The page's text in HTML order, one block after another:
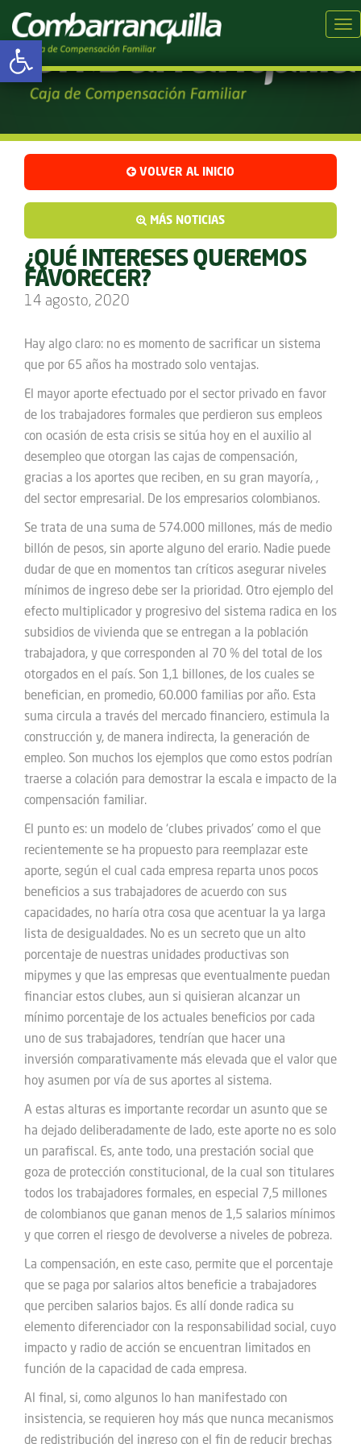
Abrir barra de herramientas
VOLVER AL INICIO
MÁS NOTICIAS
¿QUÉ INTERESES QUEREMOS
FAVORECER?
14 agosto, 2020
Hay algo claro: no es momento de sacrificar un sistema
que por 65 años ha mostrado solo ventajas.
El mayor aporte efectuado por el sector privado en favor
de los trabajadores formales que perdieron sus empleos
con ocasión de esta crisis se sitúa hoy en el auxilio al
desempleo que otorgan las cajas de compensación,
gracias a los aportes que reciben, en su gran mayoría, ,
del sector empresarial. De los empresarios colombianos.
Se trata de una suma de 574.000 millones, más de medio
billón de pesos, sin aporte alguno del erario. Nadie puede
dudar de que en momentos tan críticos asegurar niveles
mínimos de ingreso debe ser la prioridad. Otro ejemplo del
efecto multiplicador y progresivo del sistema radica en los
subsidios de vivienda que se entregan a la población
trabajadora, y que corresponden al 70 % del total de los
otorgados en el país. Son 1,1 billones, de los cuales se
benefician, en promedio, 60.000 familias por año. Esta
suma circula a través del mercado financiero, estimula la
construcción y, de manera indirecta, la generación de
empleo. Son muchos los ejemplos que como estos podrían
traerse a colación para demostrar la escala e impacto de la
compensación familiar.
El punto es: un modelo de ‘clubes privados’ como el que
recientemente se ha propuesto para reemplazar este
aporte, según el cual cada empresa reparta unos pocos
beneficios a sus trabajadores de acuerdo con sus
capacidades, no haría otra cosa que acentuar la ya larga
lista de desigualdades. No es un secreto que un alto
porcentaje de nuestras unidades productivas son
mipymes y que las empresas que eventualmente puedan
financiar estos clubes, aun si quisieran alcanzar un
mínimo porcentaje de los actuales beneficios por cada
uno de sus trabajadores, tendrían que hacer una
inversión comparativamente más elevada que el valor que
hoy asumen por vía de sus aportes al sistema.
A estas alturas es importante recordar un asunto que se
ha dejado deliberadamente de lado, este aporte no es solo
un parafiscal. Es, ante todo, una prestación social que
goza de protección constitucional, de la cual son titulares
todos los trabajadores formales, en especial 7,5 millones
de colombianos que ganan menos de 1,5 salarios mínimos
y que corren el riesgo de devolverse a niveles de pobreza.
La compensación, en este caso, permite que el porcentaje
que se paga por salarios altos beneficie a trabajadores
que perciben salarios bajos. Es allí donde radica su
elemento diferenciador con la responsabilidad social, cuyo
impacto y radio de acción se encuentran limitados en
función de la capacidad de cada empresa.
Al final, si, como algunos lo han manifestado con
insistencia, se requieren hoy más que nunca mecanismos
de redistribución del ingreso con el fin de reducir brechas